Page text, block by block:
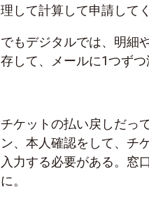
理して計算して申請して
でもデジタルでは、明細
存して、メールに1つずつ
チケットの払い戻しだっ
ン、本人確認をして、チ
入力する必要がある。窓
に。